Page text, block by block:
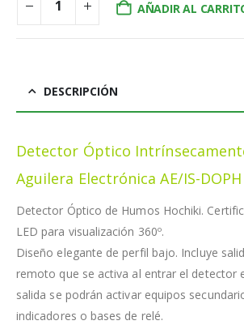
AÑADIR AL
DESCRIPCIÓN
Detector Óptico
Aguilera Electrónica AE/IS-DOPH
Detector Óptico de Humos Hochiki.
LED para visualización 360º.
Diseño elegante de perfil bajo. Incluye
remoto que se activa al entrar el detector
salida se podrán activar equipos
indicadores o bases de relé.